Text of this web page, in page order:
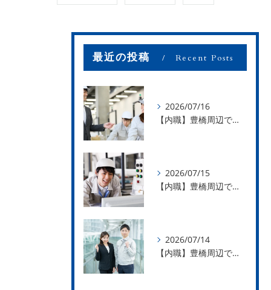
最近の投稿 Recent Posts
2026/07/16
【内職】豊橋周辺で内職のお仕事を探している方募集中！【お仕事の内容】
2026/07/15
【内職】豊橋周辺で内職のお仕事を探している方募集中！【急な学級閉鎖も安心】
2026/07/14
【内職】豊橋周辺で内職のお仕事を探している方募集中！【内職さまのお声②】